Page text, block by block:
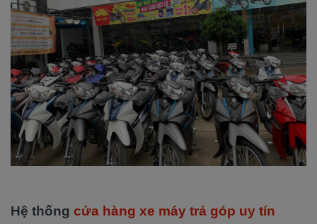
Hệ thống cửa hàng xe máy trả góp uy tín